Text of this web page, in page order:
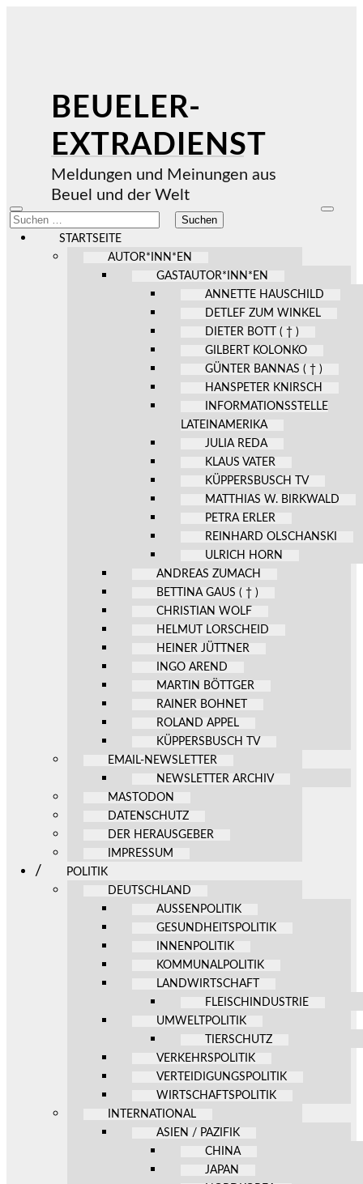
BEUELER-
EXTRADIENST
Meldungen und Meinungen aus
Beuel und der Welt
Mobile-
Menü
ein-/ausblenden
Suchen
nach:
STARTSEITE
AUTOR*INN*EN
GASTAUTOR*INN*EN
ANNETTE HAUSCHILD
DETLEF ZUM WINKEL
DIETER BOTT ( † )
GILBERT KOLONKO
GÜNTER BANNAS ( † )
HANSPETER KNIRSCH
INFORMATIONSSTELLE
LATEINAMERIKA
JULIA REDA
KLAUS VATER
KÜPPERSBUSCH TV
MATTHIAS W. BIRKWALD
PETRA ERLER
REINHARD OLSCHANSKI
ULRICH HORN
ANDREAS ZUMACH
BETTINA GAUS ( † )
CHRISTIAN WOLF
HELMUT LORSCHEID
HEINER JÜTTNER
INGO AREND
MARTIN BÖTTGER
RAINER BOHNET
ROLAND APPEL
KÜPPERSBUSCH TV
EMAIL-NEWSLETTER
NEWSLETTER ARCHIV
MASTODON
DATENSCHUTZ
DER HERAUSGEBER
IMPRESSUM
POLITIK
DEUTSCHLAND
AUSSENPOLITIK
GESUNDHEITSPOLITIK
INNENPOLITIK
KOMMUNALPOLITIK
LANDWIRTSCHAFT
FLEISCHINDUSTRIE
UMWELTPOLITIK
TIERSCHUTZ
VERKEHRSPOLITIK
VERTEIDIGUNGSPOLITIK
WIRTSCHAFTSPOLITIK
INTERNATIONAL
ASIEN / PAZIFIK
CHINA
JAPAN